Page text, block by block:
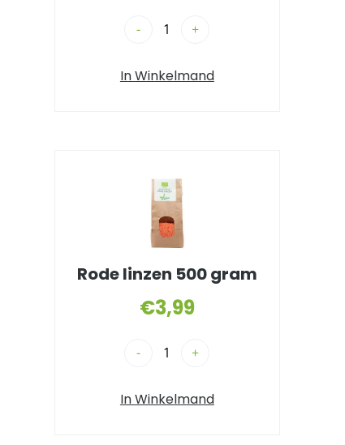
- +
In Winkelmand
Rode linzen 500 gram
€3,99
- +
In Winkelmand